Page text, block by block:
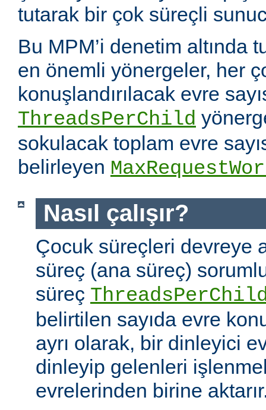
tutarak bir çok süreçli
Bu MPM’i denetim altında
en önemli yönergeler, her
konuşlandırılacak evre
ThreadsPerChild
sokulacak toplam evre
belirleyen
Nasıl çalışır?
Çocuk süreçleri devreye
süreç (ana süreç)
süreç
belirtilen sayıda evre
ayrı olarak, bir dinleyici
dinleyip gelenleri
evrelerinden birine